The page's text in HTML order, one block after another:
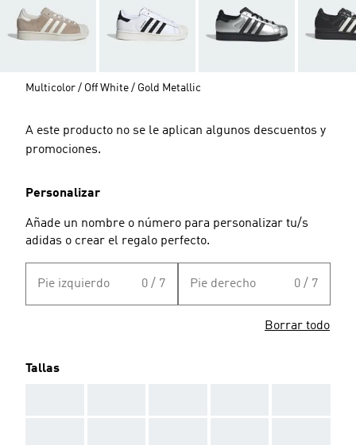
Multicolor / Off White / Gold Metallic
A este producto no se le aplican algunos descuentos y
promociones.
Personalizar
Añade un nombre o número para personalizar tu/s
adidas o crear el regalo perfecto.
Pie izquierdo 0 / 7 Pie derecho 0 / 7
Borrar todo
Tallas